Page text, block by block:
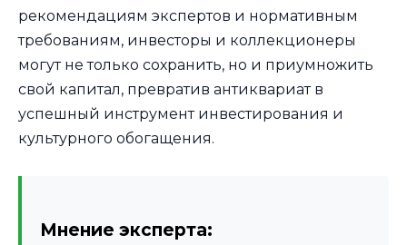
рекомендациям экспертов и нормативным
требованиям, инвесторы и коллекционеры
могут не только сохранить, но и приумножить
свой капитал, превратив антиквариат в
успешный инструмент инвестирования и
культурного обогащения.
Мнение эксперта: